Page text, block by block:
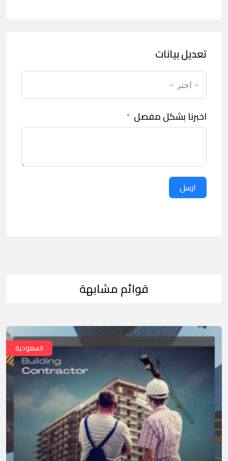
تعديل بيانات
اخبرنا بشكل مفصل
ارسل
قوائم مشابهة
السعودية